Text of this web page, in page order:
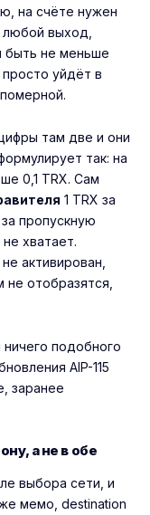
на счёте нужен
любой выход,
быть не меньше
уйдёт в
там две и они
так: на
0,1 TRX. Сам
1 TRX за
пропускную
хватает.
активирован,
не отобразятся,
подобного
AIP-115
заранее
а не в обе
выбора сети, и
мемо, destination